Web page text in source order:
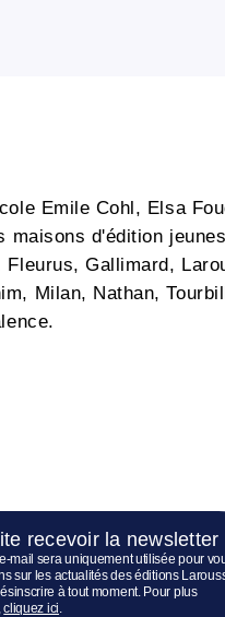
Emile Cohl, Elsa
maisons d'édition
Fleurus, Gallimard,
Milan, Nathan,
recevoir la newsletter
mail sera uniquement utilisée pour
sur les actualités des éditions
à tout moment. Pour plus
cliquez ici.